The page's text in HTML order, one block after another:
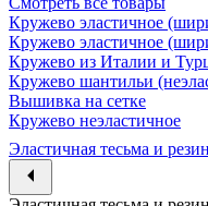
Кружево эластичное
Кружево эластичное
Кружево из Италии и
Кружево шантильи
Вышивка на сетке
Кружево неэластичное
Эластичная тесьма и